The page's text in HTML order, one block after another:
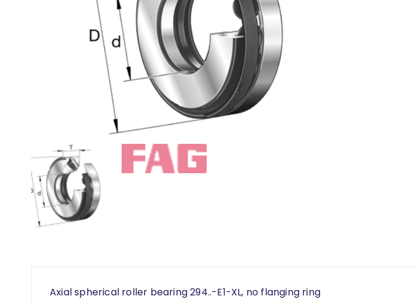
Axial spherical roller bearing 294..-E1-XL, no flanging ring